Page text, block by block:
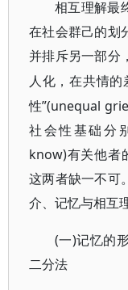
相互理解最
在社会群己的划
并排斥另一部分
人化，在共情
性”(unequal
社会性基础分
know)有关他者
这两者缺一不可
介、记忆与相互
(一)记忆的
二分法